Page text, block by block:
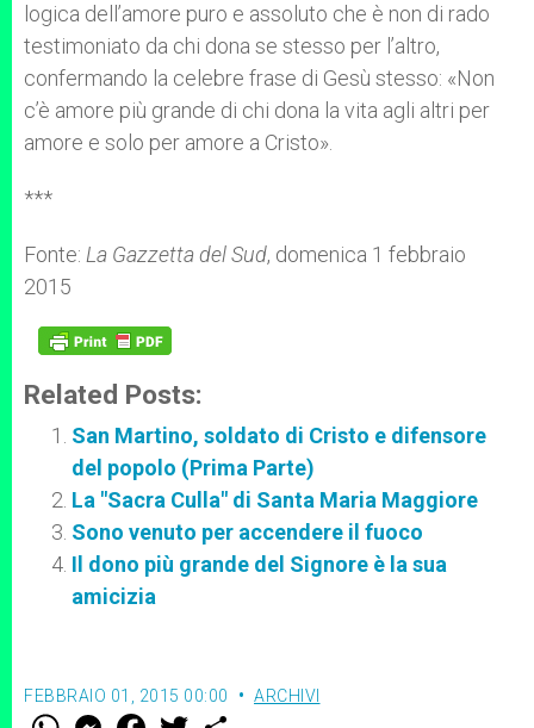
logica dell’amore puro e assoluto che è non di rado
testimoniato da chi dona se stesso per l’altro,
confermando la celebre frase di Gesù stesso: «Non
c’è amore più grande di chi dona la vita agli altri per
amore e solo per amore a Cristo».
***
Fonte: La Gazzetta del Sud, domenica 1 febbraio
2015
Related Posts:
San Martino, soldato di Cristo e difensore
del popolo (Prima Parte)
La "Sacra Culla" di Santa Maria Maggiore
Sono venuto per accendere il fuoco
Il dono più grande del Signore è la sua
amicizia
FEBBRAIO 01, 2015 00:00 ARCHIVI
W M F